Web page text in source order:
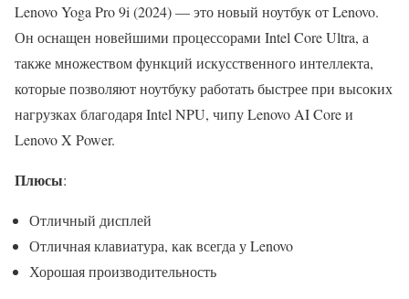
Lenovo Yoga Pro 9i (2024) — это новый ноутбук от Lenovo.
Он оснащен новейшими процессорами Intel Core Ultra, а
также множеством функций искусственного интеллекта,
которые позволяют ноутбуку работать быстрее при высоких
нагрузках благодаря Intel NPU, чипу Lenovo AI Core и
Lenovo X Power.
Плюсы:
Отличный дисплей
Отличная клавиатура, как всегда у Lenovo
Хорошая производительность